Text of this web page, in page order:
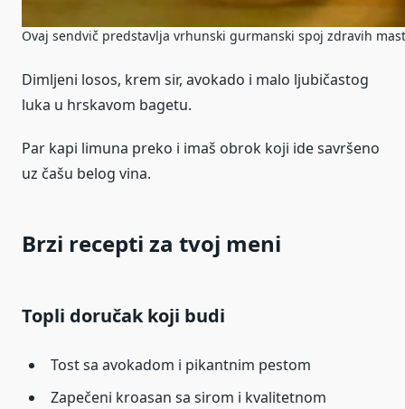
Ovaj sendvič predstavlja vrhunski gurmanski spoj zdravih
Dimljeni losos, krem sir, avokado i malo ljubičastog
luka u hrskavom bagetu.
Par kapi limuna preko i imaš obrok koji ide savršeno
uz čašu belog vina.
Brzi recepti za tvoj meni
Topli doručak koji budi
Tost sa avokadom i pikantnim pestom
Zapečeni kroasan sa sirom i kvalitetnom